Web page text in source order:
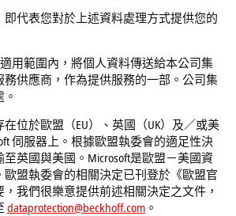
代表您對於上述資料處理方式提供您的
適用範圍內，將個人資料傳送給本公司集
務供應商，作為提供服務的一部。公司集
位於歐盟（EU）、英國（UK）及／或美
伺服器上。根據歐盟執委會的適足性決
英國與美國。Microsoft是歐盟－美國資
盟執委會的相關決定已刊登於《歐盟官
我們很樂意提供前述相關決定之文件，
dataprotection@beckhoff.com 。